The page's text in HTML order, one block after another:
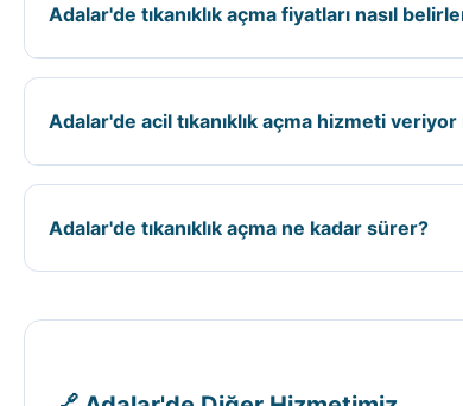
Adalar'de tıkanıklık açma fiyatları nasıl
Adalar ilçesinde tıkanıklık açma fiyatları;
Adalar'de acil tıkanıklık açma hizmeti
Evet, Adalar ilçesinde 7/24 acil tıkanıklık
Adalar'de tıkanıklık açma ne kadar sürer?
Adalar'de tıkanıklık açma süresi; işin